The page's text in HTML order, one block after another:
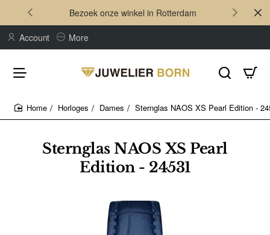
Bezoek onze winkel in Rotterdam
Account More
Sternglas NAOS XS Pearl
Edition - 24531
Horloges Dames Sternglas NAOS XS Pearl Edition -